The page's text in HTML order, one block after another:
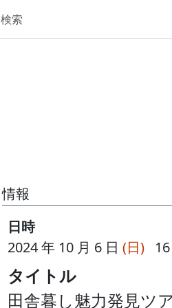
検索
情報
日時
2024 年 10 月 6 日 (日)
タイトル
田舎暮し魅力発見ツ